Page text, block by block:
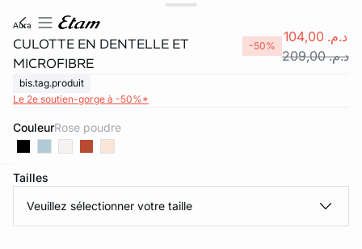
aura
CULOTTE EN DENTELLE ET
MICROFIBRE
-50%
د.م. 104,00
د.م. 209,00
bis.tag.produit
Le 2e soutien-gorge à -50%*
Couleur rose poudre
Tailles
Veuillez sélectionner votre taille